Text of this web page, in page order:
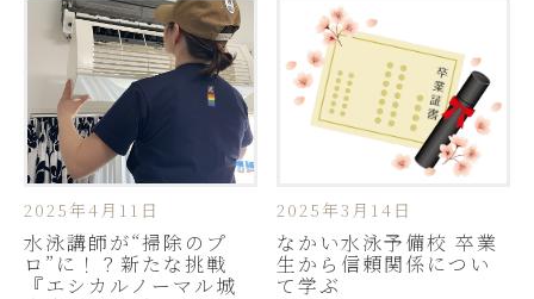
2025年4月11日
水泳講師が“掃除のプ
ロ”に！？新たな挑戦
『エシカルノーマル城
2025年3月14日
なかい水泳予備校 卒業
生から信頼関係につい
て学ぶ